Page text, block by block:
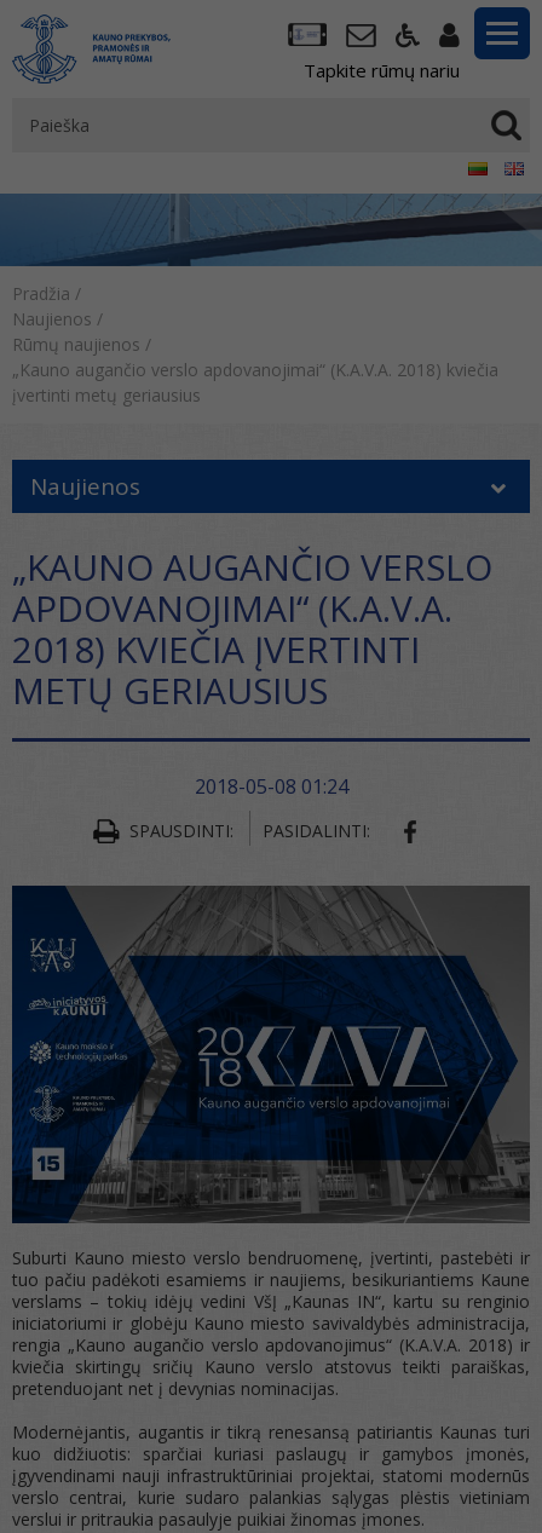
Tapkite rūmų nariu
Pradžia /
Naujienos /
Rūmų naujienos /
„Kauno augančio verslo apdovanojimai“ (K.A.V.A. 2018) kviečia
įvertinti metų geriausius
Naujienos
„KAUNO AUGANČIO VERSLO
APDOVANOJIMAI“ (K.A.V.A.
2018) KVIEČIA ĮVERTINTI
METŲ GERIAUSIUS
2018-05-08 01:24
SPAUSDINTI: PASIDALINTI:
Suburti Kauno miesto verslo bendruomenę, įvertinti, pastebėti ir
tuo pačiu padėkoti esamiems ir naujiems, besikuriantiems Kaune
verslams – tokių idėjų vedini VšĮ „Kaunas IN“, kartu su renginio
iniciatoriumi ir globėju Kauno miesto savivaldybės administracija,
rengia „Kauno augančio verslo apdovanojimus“ (K.A.V.A. 2018) ir
kviečia skirtingų sričių Kauno verslo atstovus teikti paraiškas,
pretenduojant net į devynias nominacijas.
Modernėjantis, augantis ir tikrą renesansą patiriantis Kaunas turi
kuo didžiuotis: sparčiai kuriasi paslaugų ir gamybos įmonės,
įgyvendinami nauji infrastruktūriniai projektai, statomi modernūs
verslo centrai, kurie sudaro palankias sąlygas plėstis vietiniam
verslui ir pritraukia pasaulyje puikiai žinomas įmones.